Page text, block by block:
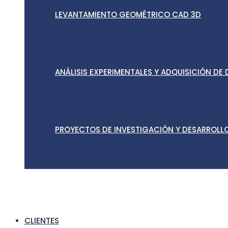
LEVANTAMIENTO GEOMÉTRICO CAD 3D
ANÁLISIS EXPERIMENTALES Y ADQUISICIÓN DE
PROYECTOS DE INVESTIGACIÓN Y
CLIENTES